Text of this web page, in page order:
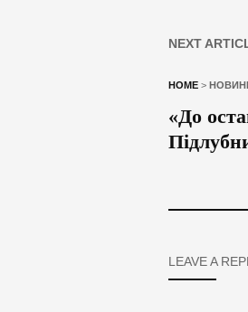
NEXT
HOME>
«До
LEAVE A